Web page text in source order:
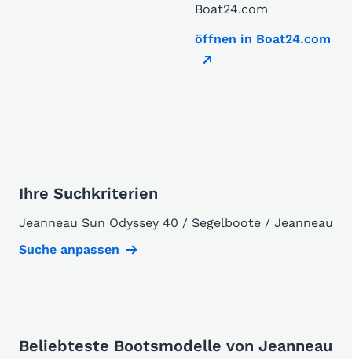
Boat24.com
öffnen in Boat24.com
Ihre Suchkriterien
Jeanneau Sun Odyssey 40 / Segelboote / Jeanneau
Suche anpassen
Beliebteste Bootsmodelle von Jeanneau